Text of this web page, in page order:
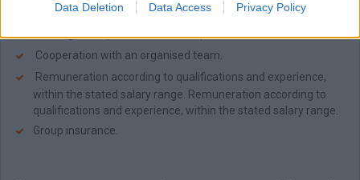
Data Deletion Data Access Privacy Policy
Stable working environment.
Cooperation with an organised team.
Remuneration according to qualifications and experience,
within the stated salary range. Remuneration according to
qualifications and experience, within the stated salary range.
Group insurance.